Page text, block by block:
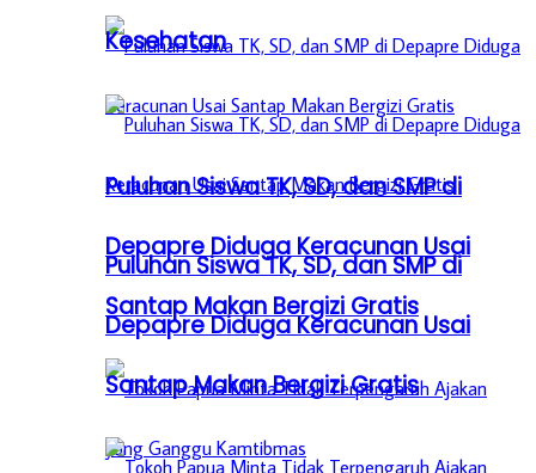
Puluhan Siswa TK, SD, dan SMP di
Depapre Diduga Keracunan Usai
Santap Makan Bergizi Gratis
Kesehatan
Puluhan Siswa TK, SD, dan SMP di
Depapre Diduga Keracunan Usai
Santap Makan Bergizi Gratis